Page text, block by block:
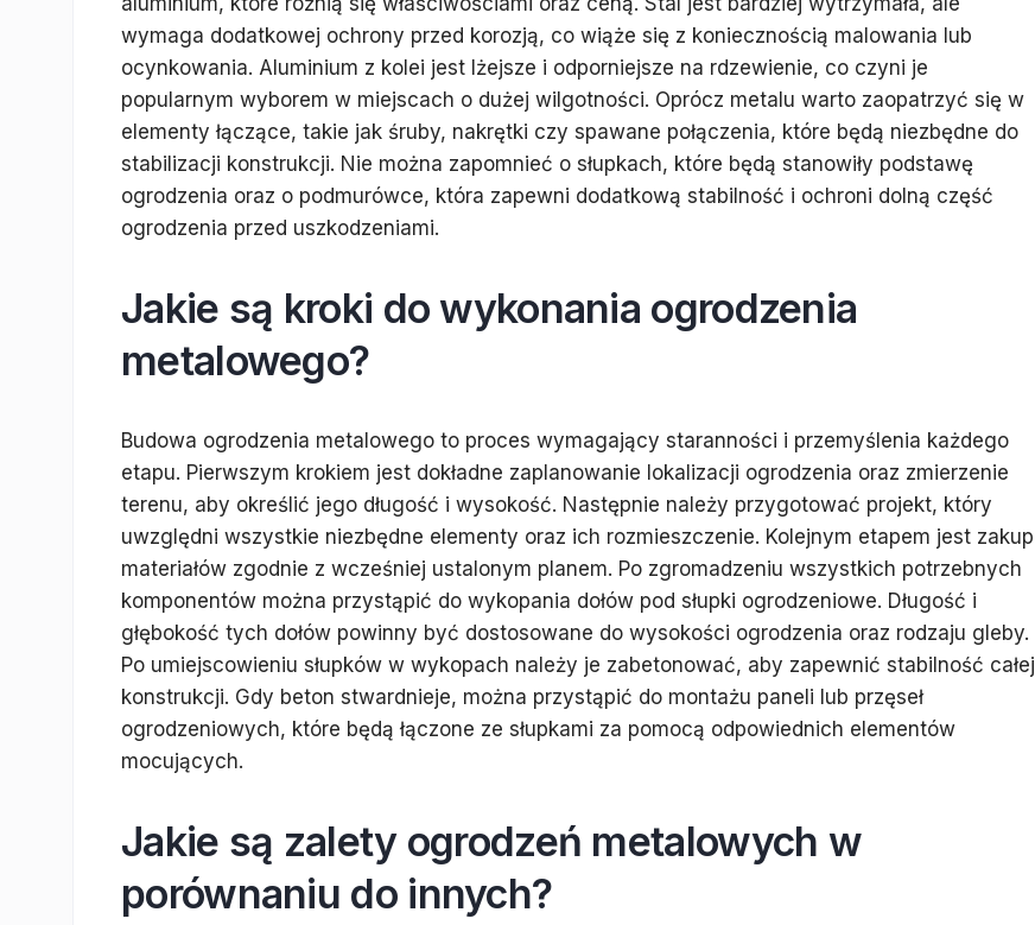
wymaga dodatkowej ochrony przed korozją, co wiąże się z koniecznością malowania lub
ocynkowania. Aluminium z kolei jest lżejsze i odporniejsze na rdzewienie, co czyni je
popularnym wyborem w miejscach o dużej wilgotności. Oprócz metalu warto zaopatrzyć się w
elementy łączące, takie jak śruby, nakrętki czy spawane połączenia, które będą niezbędne do
stabilizacji konstrukcji. Nie można zapomnieć o słupkach, które będą stanowiły podstawę
ogrodzenia oraz o podmurówce, która zapewni dodatkową stabilność i ochroni dolną część
ogrodzenia przed uszkodzeniami.
Jakie są kroki do wykonania ogrodzenia
metalowego?
Budowa ogrodzenia metalowego to proces wymagający staranności i przemyślenia każdego
etapu. Pierwszym krokiem jest dokładne zaplanowanie lokalizacji ogrodzenia oraz zmierzenie
terenu, aby określić jego długość i wysokość. Następnie należy przygotować projekt, który
uwzględni wszystkie niezbędne elementy oraz ich rozmieszczenie. Kolejnym etapem jest zakup
materiałów zgodnie z wcześniej ustalonym planem. Po zgromadzeniu wszystkich potrzebnych
komponentów można przystąpić do wykopania dołów pod słupki ogrodzeniowe. Długość i
głębokość tych dołów powinny być dostosowane do wysokości ogrodzenia oraz rodzaju gleby.
Po umiejscowieniu słupków w wykopach należy je zabetonować, aby zapewnić stabilność całej
konstrukcji. Gdy beton stwardnieje, można przystąpić do montażu paneli lub przęseł
ogrodzeniowych, które będą łączone ze słupkami za pomocą odpowiednich elementów
mocujących.
Jakie są zalety ogrodzeń metalowych w
porównaniu do innych?